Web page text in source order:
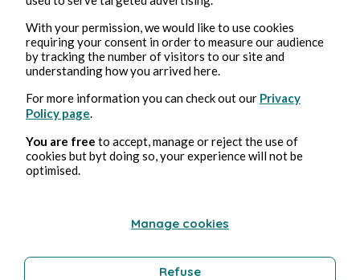
Clitoris
Erotica
Bernard Ducosson
With your permission, we would like to use cookies
requiring your consent in order to measure our audience
by tracking the number of visitors to our site and
understanding how you arrived here.
For more information you can check out our Privacy
Policy page
You are free to accept, manage or reject the use of
cookies but byt doing so, your experience will not be
optimised.
Manage cookies
Refuse